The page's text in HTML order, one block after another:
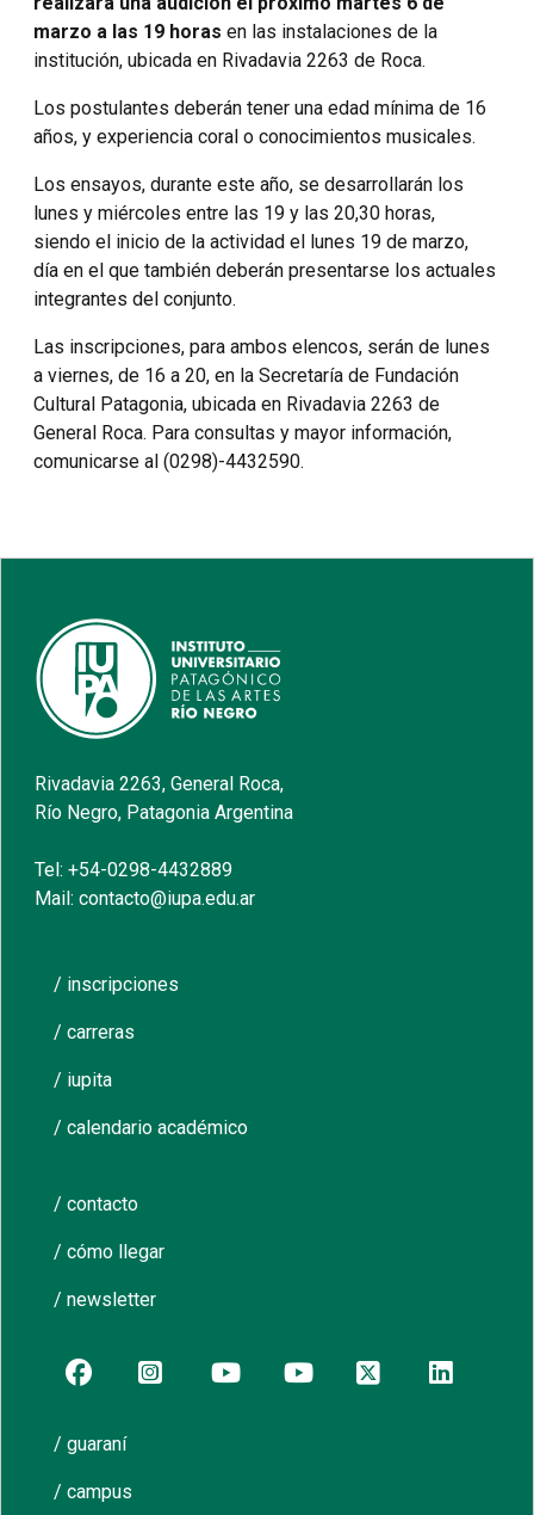
marzo a las 19 horas en las instalaciones de la
institución, ubicada en Rivadavia 2263 de Roca.
Los postulantes deberán tener una edad mínima de 16
años, y experiencia coral o conocimientos musicales.
Los ensayos, durante este año, se desarrollarán los
lunes y miércoles entre las 19 y las 20,30 horas,
siendo el inicio de la actividad el lunes 19 de marzo,
día en el que también deberán presentarse los actuales
integrantes del conjunto.
Las inscripciones, para ambos elencos, serán de lunes
a viernes, de 16 a 20, en la Secretaría de Fundación
Cultural Patagonia, ubicada en Rivadavia 2263 de
General Roca. Para consultas y mayor información,
comunicarse al (0298)-4432590.
Rivadavia 2263, General Roca,
Río Negro, Patagonia Argentina
Tel: +54-0298-4432889
Mail: contacto@iupa.edu.ar
/ inscripciones
/ carreras
/ iupita
/ calendario académico
/ contacto
/ cómo llegar
/ newsletter
/ guaraní
/ campus